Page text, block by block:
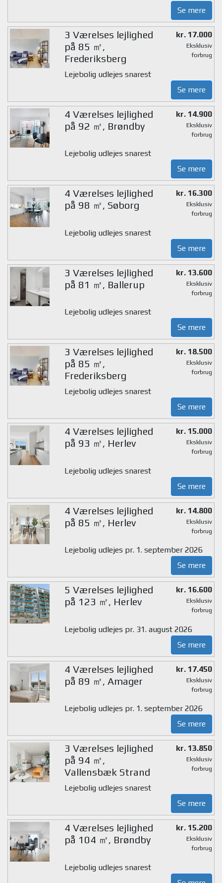
Se mere
3 Værelses lejlighed
på 85 ㎡,
Frederiksberg
kr. 17.000
Eksklusiv
forbrug
Lejebolig udlejes snarest
Se mere
4 Værelses lejlighed
på 92 ㎡, Brøndby
kr. 14.900
Eksklusiv
forbrug
Lejebolig udlejes snarest
Se mere
4 Værelses lejlighed
på 98 ㎡, Søborg
kr. 16.300
Eksklusiv
forbrug
Lejebolig udlejes snarest
Se mere
3 Værelses lejlighed
på 81 ㎡, Ballerup
kr. 13.600
Eksklusiv
forbrug
Lejebolig udlejes snarest
Se mere
3 Værelses lejlighed
på 85 ㎡,
Frederiksberg
kr. 18.500
Eksklusiv
forbrug
Lejebolig udlejes snarest
Se mere
4 Værelses lejlighed
på 93 ㎡, Herlev
kr. 15.000
Eksklusiv
forbrug
Lejebolig udlejes snarest
Se mere
4 Værelses lejlighed
på 85 ㎡, Herlev
kr. 14.800
Eksklusiv
forbrug
Lejebolig udlejes pr. 1. september 2026
Se mere
5 Værelses lejlighed
på 123 ㎡, Herlev
kr. 16.600
Eksklusiv
forbrug
Lejebolig udlejes pr. 31. august 2026
Se mere
4 Værelses lejlighed
på 89 ㎡, Amager
kr. 17.450
Eksklusiv
forbrug
Lejebolig udlejes pr. 1. september 2026
Se mere
3 Værelses lejlighed
på 94 ㎡,
Vallensbæk Strand
kr. 13.850
Eksklusiv
forbrug
Lejebolig udlejes snarest
Se mere
4 Værelses lejlighed
på 104 ㎡, Brøndby
kr. 15.200
Eksklusiv
forbrug
Lejebolig udlejes snarest